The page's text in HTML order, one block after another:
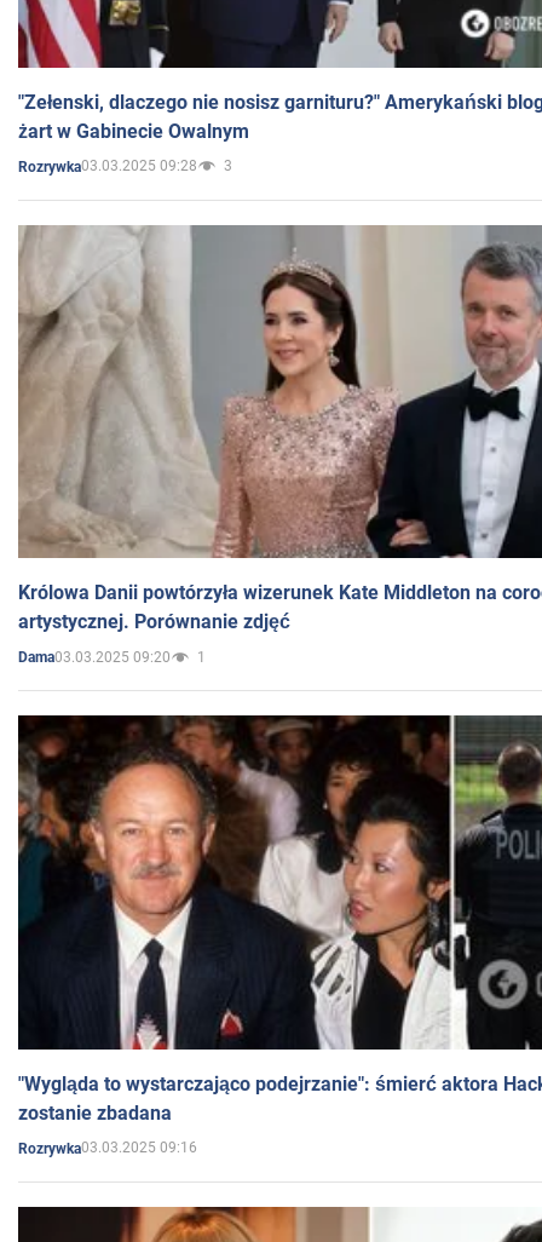
"Zełenski, dlaczego nie nosisz garnituru?" Amerykański
żart w Gabinecie Owalnym
Rozrywka03.03.2025 09:28 3
Królowa Danii powtórzyła wizerunek Kate Middleton na
artystycznej. Porównanie zdjęć
Dama03.03.2025 09:20 1
"Wygląda to wystarczająco podejrzanie": śmierć aktora
zostanie zbadana
Rozrywka03.03.2025 09:16